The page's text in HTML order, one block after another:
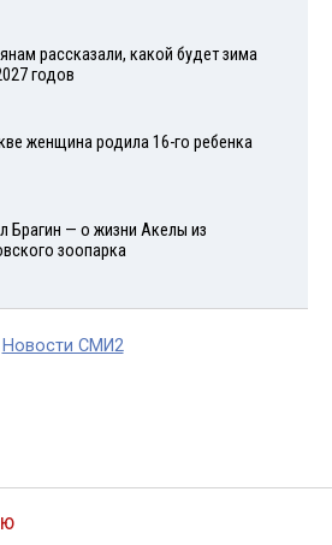
рассказали, какой будет зима
годов
женщина родила 16-го ребенка
Брагин — о жизни Акелы из
зоопарка
Новости СМИ2